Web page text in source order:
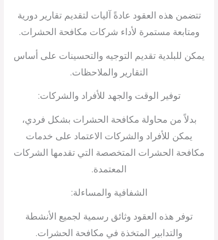
تتضمن هذه العقود عادةً آليات لتقديم تقارير دورية
ومتابعة مستمرة لأداء شركات مكافحة الحشرات.
يمكن للبلدية تقديم التوجيه والتحسينات على أساس
التقارير والملاحظات.
توفير الوقت والجهد للأفراد والشركات:
بدلاً من محاولة مكافحة الحشرات بشكل فردي،
يمكن للأفراد والشركات الاعتماد على خدمات
مكافحة الحشرات المتخصصة التي تقدمها الشركات
المعتمدة.
الشفافية والمساءلة:
توفر هذه العقود وثائق رسمية لجميع الأنشطة
والتدابير المتخذة في مكافحة الحشرات.